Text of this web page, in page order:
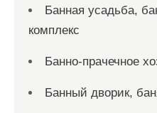
Банная усадьба,
комплекс
Банно-прачечное
Банный дворик,